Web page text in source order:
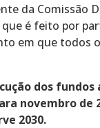
da Comissão
é feito por
em que todos
dos
novembro de
2030.